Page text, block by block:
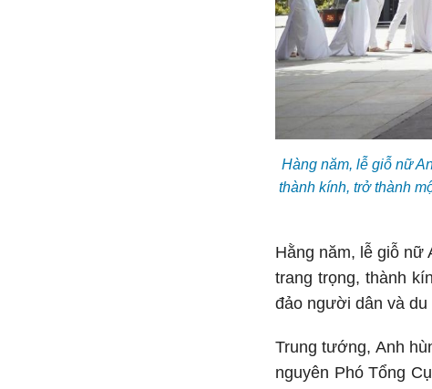
Hàng năm, lễ giỗ nữ
thành kính, trở thành
Hằng năm, lễ giỗ
trang trọng, thành
đảo người dân và
Trung tướng, Anh
nguyên Phó Tổng